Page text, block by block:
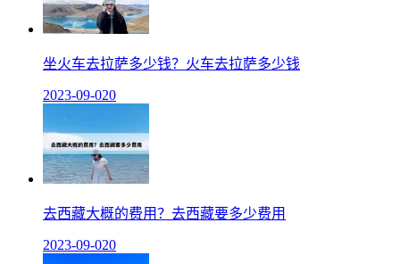
坐火车去拉萨多少钱？火车去拉萨多少钱
2023-09-020
去西藏大概的费用？去西藏要多少费用
2023-09-020